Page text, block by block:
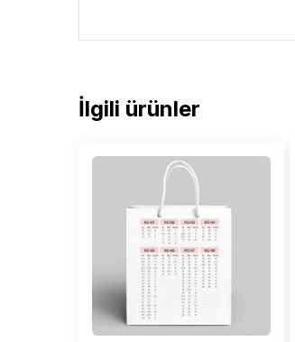
İlgili ürünler